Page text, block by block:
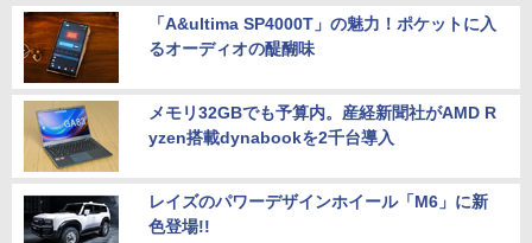
「A&ultima SP4000T」の魅力！ポケットに入
るオーディオの醍醐味
メモリ32GBでも予算内。産経新聞社がAMD R
yzen搭載dynabookを2千台導入
レイズのパワーデザインホイール「M6」に新
色登場!!